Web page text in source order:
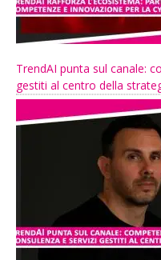
TrendAI punta sul canale:
gestiti al centro della